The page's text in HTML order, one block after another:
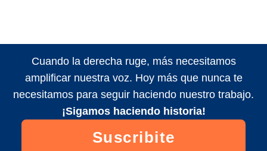
Cuando la derecha ruge, más necesitamos
amplificar nuestra voz. Hoy más que nunca te
necesitamos para seguir haciendo nuestro trabajo.
¡Sigamos haciendo historia!
Suscribite